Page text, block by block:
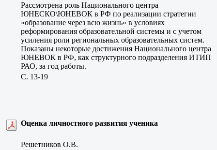
Рассмотрена роль Национального центра
ЮНЕСКО\ЮНЕВОК в РФ по реализации стратегии
«образование через всю жизнь» в условиях
реформирования образовательной системы и с учетом
усиления роли региональных образовательных систем.
Показаны некоторые достижения Национального центра
ЮНЕВОК в РФ, как структурного подразделения ИТИП
РАО, за год работы.
C. 13-19
Оценка личностного развития ученика
Решетников О.В.